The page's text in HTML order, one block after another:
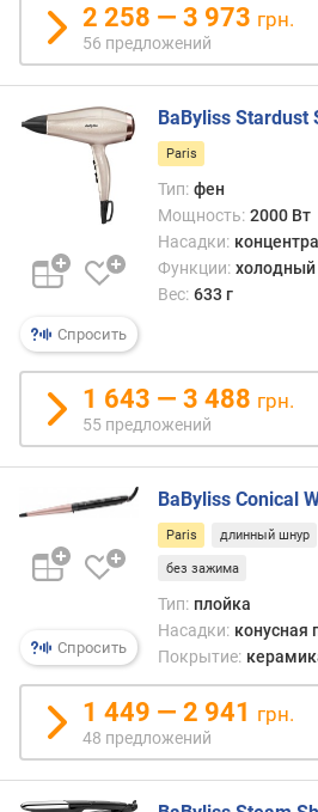
в
а
м
п
о
д
о
а
в
л
е
н
и
о
л
и
ч
е
с
т
2 258 — 3 973 грн.
56 предложений
Спросить
BaByliss Stardust
Paris
Тип: фен
Мощность: 2000 Вт
Насадки:
Функции: холодный
Вес: 633 г
1 643 — 3 488 грн.
55 предложений
Спросить
BaByliss Conical
Paris длинный шнур
без зажима
Тип: плойка
Насадки: конусная
Покрытие:
1 449 — 2 941 грн.
48 предложений